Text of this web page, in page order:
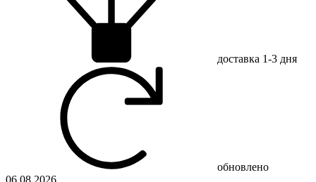
доставка 1-3 дня
обновлено
06.08.2026